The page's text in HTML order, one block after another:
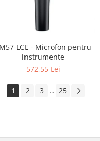
LCE - Microfon pentru
instrumente
572,55 Lei
1 2 3 ... 25